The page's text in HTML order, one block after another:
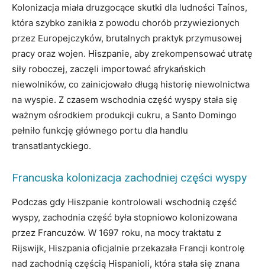
Kolonizacja miała druzgocące skutki dla ludności Taínos,
która szybko zanikła z powodu chorób przywiezionych
przez Europejczyków, brutalnych praktyk przymusowej
pracy oraz wojen. Hiszpanie, aby zrekompensować utratę
siły roboczej, zaczęli importować afrykańskich
niewolników, co zainicjowało długą historię niewolnictwa
na wyspie. Z czasem wschodnia część wyspy stała się
ważnym ośrodkiem produkcji cukru, a Santo Domingo
pełniło funkcję głównego portu dla handlu
transatlantyckiego.
Francuska kolonizacja zachodniej części wyspy
Podczas gdy Hiszpanie kontrolowali wschodnią część
wyspy, zachodnia część była stopniowo kolonizowana
przez Francuzów. W 1697 roku, na mocy traktatu z
Rijswijk, Hiszpania oficjalnie przekazała Francji kontrolę
nad zachodnią częścią Hispanioli, która stała się znana